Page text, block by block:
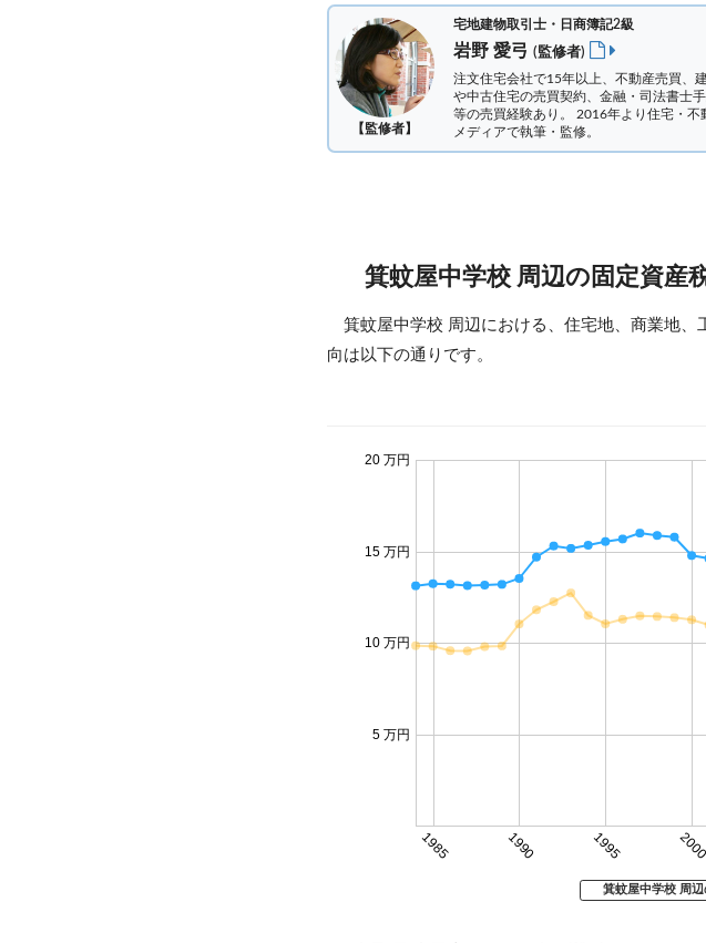
【監修者】
宅地建物取引士・日商簿記2級
岩野 愛弓(監修者)
注文住宅会社で15年以上、不動産売買、
や中古住宅の売買契約、金融・司法書士
等の売買経験あり。 2016年より住宅・
メディアで執筆・監修。
箕蚊屋中学校 周辺の固定資産
箕蚊屋中学校 周辺における、住宅地、商業地
向は以下の通りです。
1985 1990 1995 2000
5 万円
10 万円
15 万円
20 万円
箕蚊屋中学校 周